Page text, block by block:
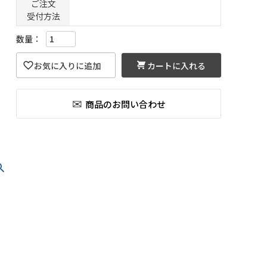
ご注文
受付方法
カートに入れる